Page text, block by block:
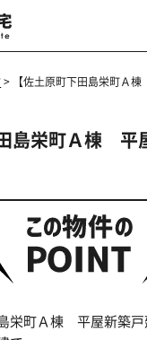
>
【佐土原町下田島栄町Ａ
島栄町Ａ棟 平
栄町Ａ棟 平屋新築戸